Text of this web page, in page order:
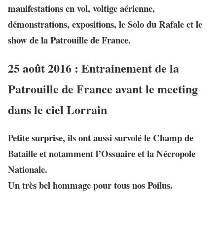
manifestations en vol, voltige aérienne,
démonstrations, expositions, le Solo du Rafale et le
show dela Patrouille de France.
25 août 2016 : Entrainement de la
Patrouille de France avant le meeting
dans le ciel Lorrain
Petite surprise, ils ont aussi survolé le Champ de
Bataille et notamment l’Ossuaire et la Nécropole
Nationale.
Un très bel hommage pour tous nos Poilus.